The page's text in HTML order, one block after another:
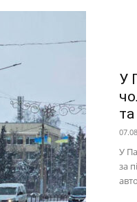
У
У
за